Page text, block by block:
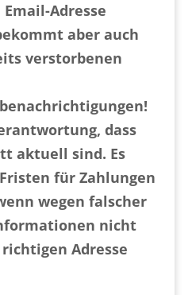
Adresse
aber auch
verstorbenen
dass
aktuell sind. Es
für Zahlungen
wegen falscher
nicht
Adresse